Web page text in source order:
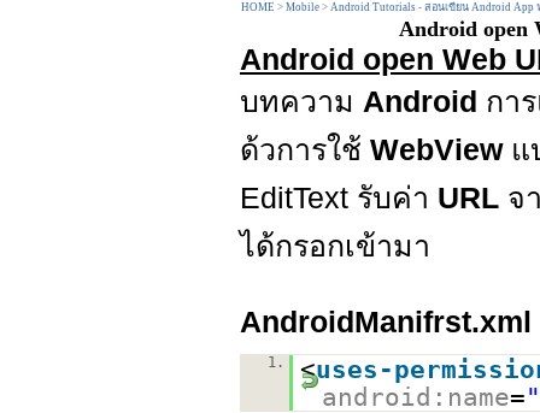
HOME > Mobile > Android Tutorials - สอนเขียน Android App
Android open
Android open Web
บทความ Android กา
ด้วการใช้ WebView แ
EditText รับค่า URL จ
ได้กรอกเข้ามา
AndroidManifrst.xml
1. <uses-
android:name=